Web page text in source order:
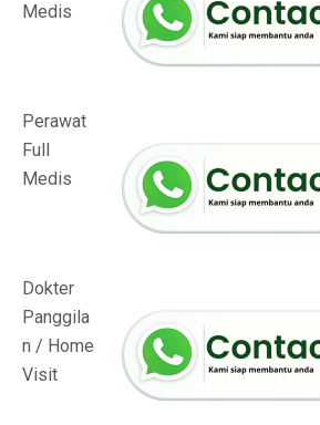
Medis
Perawat
Full
Medis
Dokter
Panggila
n / Home
Visit